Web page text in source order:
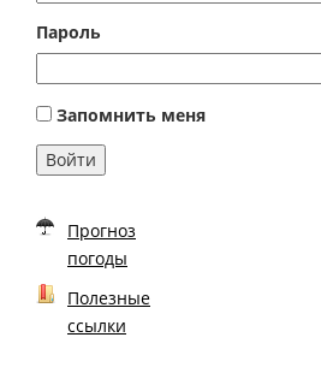
Пароль
Запомнить меня
Войти
Прогноз
погоды
Полезные
ссылки